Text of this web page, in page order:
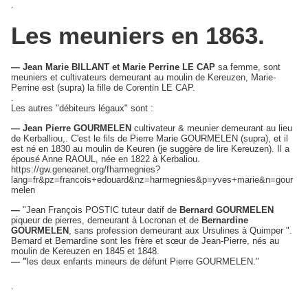
Les meuniers en 1863.
— Jean Marie BILLANT et Marie Perrine LE CAP sa femme, sont
meuniers et cultivateurs demeurant au moulin de Kereuzen, Marie-
Perrine est (supra) la fille de Corentin LE CAP.
Les autres "débiteurs légaux" sont :
— Jean Pierre GOURMELEN cultivateur & meunier demeurant au lieu
de Kerballiou,. C'est le fils de Pierre Marie GOURMELEN (supra), et il
est né en 1830 au moulin de Keuren (je suggère de lire Kereuzen). Il a
épousé Anne RAOUL, née en 1822 à Kerbaliou.
https://gw.geneanet.org/fharmegnies?
lang=fr&pz=francois+edouard&nz=harmegnies&p=yves+marie&n=gour
melen
— "Jean François POSTIC tuteur datif de Bernard GOURMELEN
piqueur de pierres, demeurant à Locronan et de Bernardine
GOURMELEN
, sans profession demeurant aux Ursulines à Quimper ".
Bernard et Bernardine sont les frère et sœur de Jean-Pierre, nés au
moulin de Kereuzen en 1845 et 1848.
— " les deux enfants mineurs de défunt Pierre GOURMELEN."